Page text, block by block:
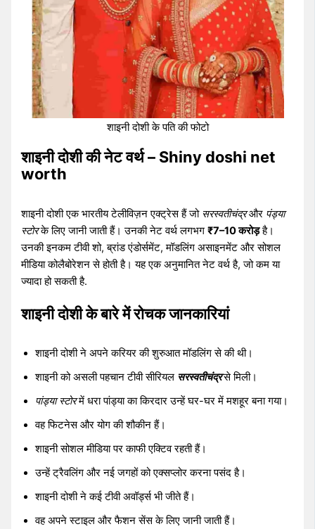
शाइनी दोशी के पति की फोटो
शाइनी दोशी की नेट वर्थ – Shiny doshi net
worth
शाइनी दोशी एक भारतीय टेलीविज़न एक्ट्रेस हैं जो सरस्वतीचंद्रऔर पंड्या
स्टोरके लिए जानी जाती हैं। उनकी नेट वर्थ लगभग₹7–10 करोड़है।
उनकी इनकम टीवी शो, ब्रांड एंडोर्समेंट, मॉडलिंग असाइनमेंट और सोशल
मीडिया कोलैबोरेशन से होती है। यह एक अनुमानित नेट वर्थ है, जो कम या
ज्यादा हो सकती है.
शाइनी दोशी के बारे में रोचक जानकारियां
शाइनी दोशी ने अपने करियर की शुरुआत मॉडलिंग से की थी।
शाइनी को असली पहचान टीवी सीरियल सरस्वतीचंद्रसे मिली।
पांड्या स्टोरमें धरा पांड्या का किरदार उन्हें घर-घर में मशहूर बना गया।
वह फिटनेस और योग की शौकीन हैं।
शाइनी सोशल मीडिया पर काफी एक्टिव रहती हैं।
उन्हें ट्रैवलिंग और नई जगहों को एक्सप्लोर करना पसंद है।
शाइनी दोशी ने कई टीवी अवॉर्ड्स भी जीते हैं।
वह अपने स्टाइल और फैशन सेंस के लिए जानी जाती हैं।